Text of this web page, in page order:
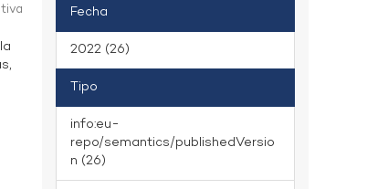
Fecha
2022 (26)
Tipo
info:eu-
repo/semantics/publishedVersio
n (26)